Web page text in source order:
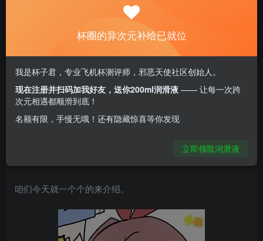
6个月前发布
0 105 11
刚接触飞机杯的新人都会苦恼该如何选择自己的第一款飞机
杯。今天玩杯多年的老玩家就来教大家如何选择适合自己飞
机杯。
咱们今天就一个个的来介绍。
杯圈的异次元补给已就位
我是杯子君，专业飞机杯测评师，邪恶天使社区创始人。
现在注册并扫码加我好友，送你200ml润滑液 —— 让每一次跨
次元相遇都顺滑到底！
名额有限，手慢无哦！还有隐藏惊喜等你发现
立即领取润滑液